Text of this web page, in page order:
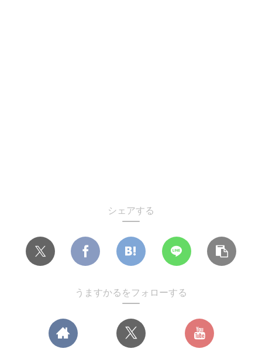
シェアする
うますかるをフォローする